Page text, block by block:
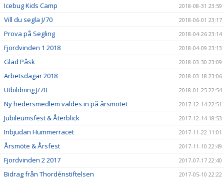
Icebug Kids Camp 2018-08-31 23:59
Vill du segla J/70 2018-06-01 23:17
Prova på Segling 2018-04-26 23:14
Fjordvinden 1 2018 2018-04-09 23:13
Glad Påsk 2018-03-30 23:09
Arbetsdagar 2018 2018-03-18 23:06
Utbildning J/70 2018-01-25 22:54
Ny hedersmedlem valdes in på årsmötet 2017-12-14 22:51
Jubileumsfest & Återblick 2017-12-14 18:53
Inbjudan Hummerracet 2017-11-22 11:01
Årsmöte & Årsfest 2017-11-10 22:49
Fjordvinden 2 2017 2017-07-17 22:40
Bidrag från Thordénstiftelsen 2017-05-10 22:22